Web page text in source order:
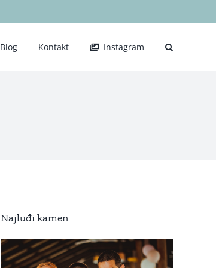
Blog Kontakt Instagram
Najluđi kamen